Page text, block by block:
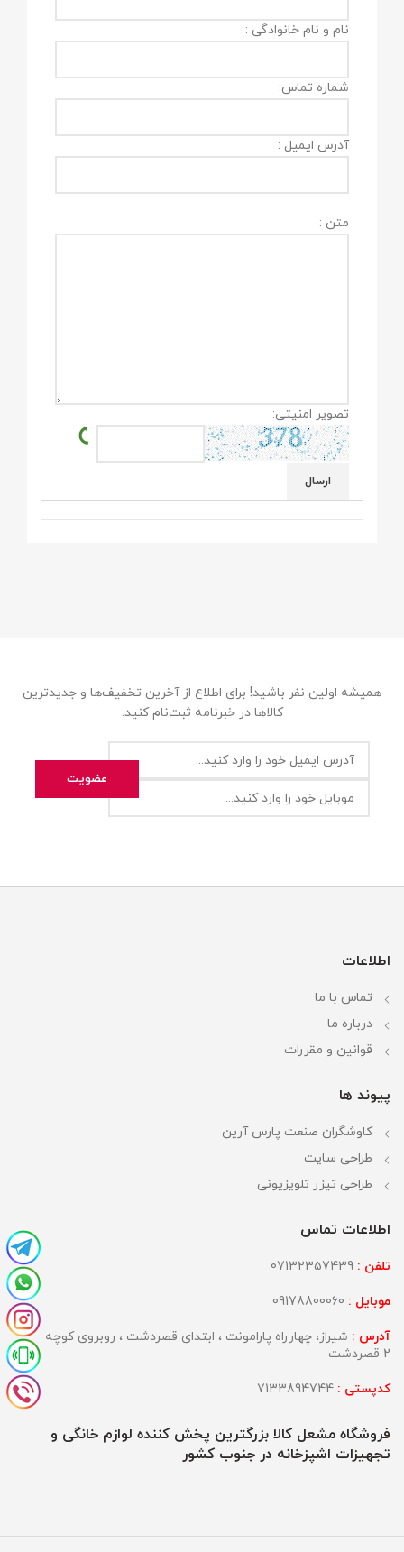
نام و نام خانوادگی :
شماره تماس:
آدرس ایمیل :
متن :
تصویر امنیتی:
همیشه اولین نفر باشید! برای اطلاع از آخرین تخفیف‌ها و جدیدترین
کالاها در خبرنامه ثبت‌نام کنید.
اطلاعات
تماس با ما
درباره ما
قوانین و مقررات
پیوند ها
کاوشگران صنعت پارس آرین
طراحی سایت
طراحی تیزر تلویزیونی
اطلاعات تماس
تلفن :
موبایل :
آدرس : شیراز، چهارراه پارامونت ، ابتدای قصردشت ، روبروی کوچه
2 قصردشت
کدپستی :
فروشگاه مشعل کالا بزرگترین پخش کننده لوازم خانگی و
تجهیزات اشپزخانه در جنوب کشور